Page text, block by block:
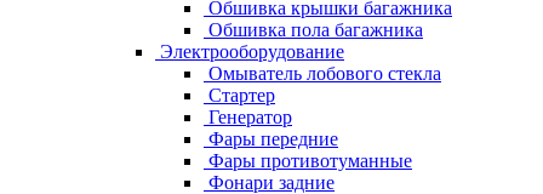
Обшивка крышки багажника
Обшивка пола багажника
Электрооборудование
Омыватель лобового стекла
Стартер
Генератор
Фары передние
Фары противотуманные
Фонари задние